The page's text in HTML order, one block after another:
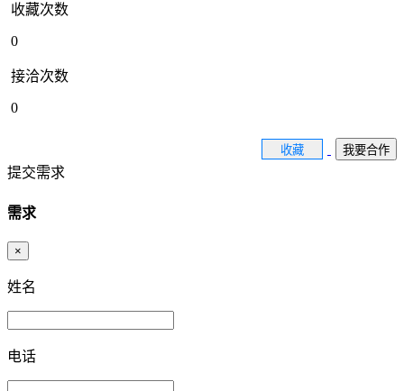
收藏次数
0
接洽次数
0
收藏 我要合作
提交需求
需求
×
姓名
电话